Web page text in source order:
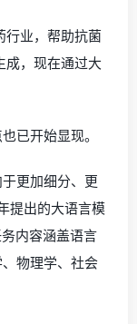
行业，帮助抗菌
成，现在通过大
已开始显现。
更加细分、更
提出的大语言模
内容涵盖语言
物理学、社会